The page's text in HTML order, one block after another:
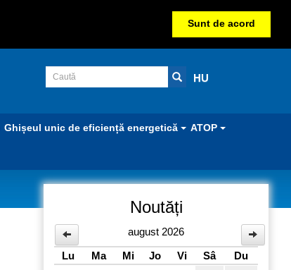
Sunt de acord
HU
Ghișeul unic de eficiență energetică ATOP
Noutăți
august 2026
Lu
Ma Mi Jo Vi Sâ
Du